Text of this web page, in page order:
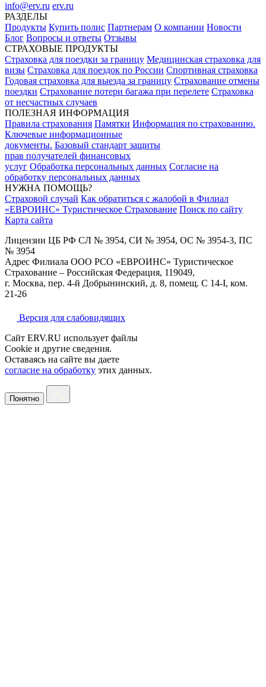
info@erv.ru erv.ru
РАЗДЕЛЫ
Продукты Купить полис Партнерам О компании Новости
Блог Вопросы и ответы Отзывы
СТРАХОВЫЕ ПРОДУКТЫ
Страховка для поездки за границу Медицинская страховка для
визы Страховка для поездок по России Спортивная страховка
Годовая страховка для выезда за границу Страхование отмены
поездки Страхование потери багажа при перелете Страховка
от несчастных случаев
ПОЛЕЗНАЯ ИНФОРМАЦИЯ
Правила страхования Памятки Информация по страхованию.
Ключевые информационные
документы. Базовый стандарт защиты
прав получателей финансовых
услуг Обработка персональных данных Согласие на
обработку персональных данных
НУЖНА ПОМОЩЬ?
Страховой случай Как обратиться с жалобой в Филиал
«ЕВРОИНС» Туристическое Страхование Поиск по сайту
Карта сайта
Лицензии ЦБ РФ СЛ № 3954, СИ № 3954, ОС № 3954-3, ПС
№ 3954
Адрес Филиала ООО РСО «ЕВРОИНС» Туристическое
Страхование – Российская Федерация, 119049,
г. Москва, пер. 4-й Добрынинский, д. 8, помещ. С 14-I, ком.
21-26
Версия для слабовидящих
Сайт ERV.RU использует файлы
Cookie и другие сведения.
Оставаясь на сайте вы даете
согласие на обработку этих данных.
Понятно